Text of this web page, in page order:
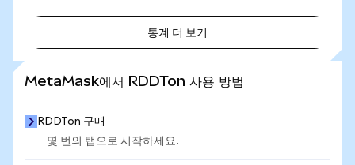
통계 더 보기
MetaMask에서 RDDTon 사용 방법
RDDTon 구매
몇 번의 탭으로 시작하세요.